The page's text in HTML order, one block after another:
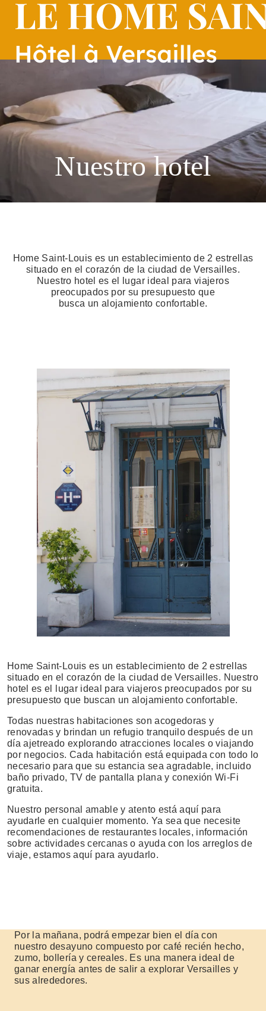
Nuestro hotel
Home Saint-Louis es un establecimiento de 2 estrellas
situado en el corazón de la ciudad de Versailles.
Nuestro hotel es el lugar ideal para viajeros
preocupados por su presupuesto que
busca un alojamiento confortable.
Home Saint-Louis es un establecimiento de 2 estrellas
situado en el corazón de la ciudad de Versailles. Nuestro
hotel es el lugar ideal para viajeros preocupados por su
presupuesto que buscan un alojamiento confortable.
Todas nuestras habitaciones son acogedoras y
renovadas y brindan un refugio tranquilo después de un
día ajetreado explorando atracciones locales o viajando
por negocios. Cada habitación está equipada con todo lo
necesario para que su estancia sea agradable, incluido
baño privado, TV de pantalla plana y conexión Wi-Fi
gratuita.
Nuestro personal amable y atento está aquí para
ayudarle en cualquier momento. Ya sea que necesite
recomendaciones de restaurantes locales, información
sobre actividades cercanas o ayuda con los arreglos de
viaje, estamos aquí para ayudarlo.
Por la mañana, podrá empezar bien el día con
nuestro desayuno compuesto por café recién hecho,
zumo, bollería y cereales. Es una manera ideal de
ganar energía antes de salir a explorar Versailles y
sus alrededores.